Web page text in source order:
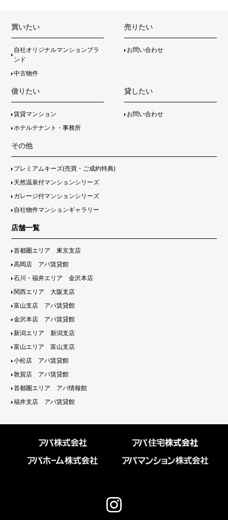
買いたい
自社オリジナルマンションブラ
ンド
中古物件
売りたい
お問い合わせ
借りたい
賃貸マンション
ホテルテナント・事務所
貸したい
お問い合わせ
その他
プレミアムキーズ(売買・ご成約特典)
天然温泉付マンションシリーズ
ガレージ付マンションシリーズ
自社物件マンションギャラリー
店舗一覧
首都圏エリア 東京支店
高岡店 アパ賃貸館
石川・福井エリア 金沢本店
関西エリア 大阪支店
富山支店 アパ賃貸館
金沢本店 アパ賃貸館
新潟エリア 新潟支店
富山エリア 富山支店
小松店 アパ賃貸館
敦賀店 アパ賃貸館
首都圏エリア アパ情報館
福井支店 アパ賃貸館